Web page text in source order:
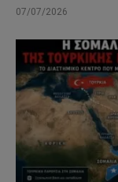
07/07/2026